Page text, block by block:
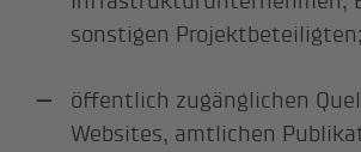
sonstigen Projektbeteiligten;
öffentlich zugänglichen
Websites, amtlichen